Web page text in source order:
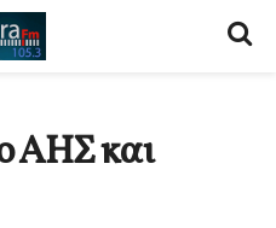
ΑΗΣ και